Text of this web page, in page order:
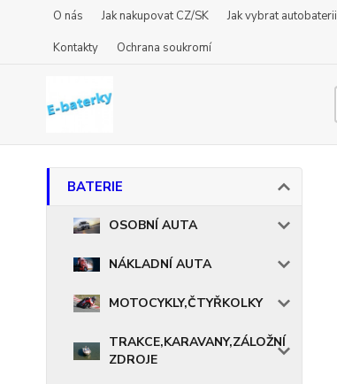
O nás Jak nakupovat CZ/SK Jak vybrat autobaterii
Kontakty
Ochrana soukromí
BATERIE
OSOBNÍ AUTA
NÁKLADNÍ AUTA
MOTOCYKLY,ČTYŘKOLKY
TRAKCE,KARAVANY,ZÁLOŽNÍ
ZDROJE